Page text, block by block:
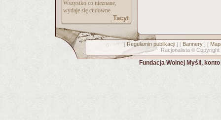
Wszystko co nieznane,
wydaje się cudowne.
Tacyt
[ Regulamin publikacji] [ Bannery] [
Racjonalista © Copyright
Fundacja Wolnej Myśli,